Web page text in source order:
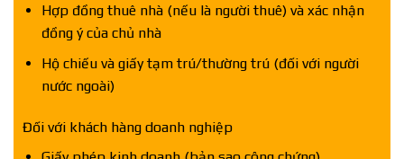
Hợp đồng thuê nhà (nếu là người thuê) và xác nhận
đồng ý của chủ nhà
Hộ chiếu và giấy tạm trú/thường trú (đối với người
nước ngoài)
Đối với khách hàng doanh nghiệp